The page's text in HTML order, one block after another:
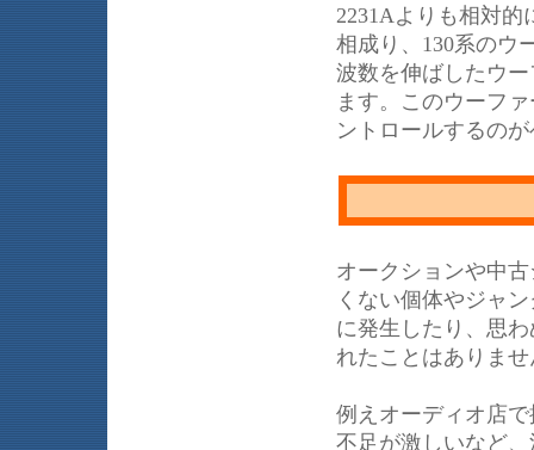
2231Aよりも相対
相成り、130系のウ
波数を伸ばしたウ
ます。このウーフ
ントロールするの
オークションや中
くない個体やジャ
に発生したり、思
れたことはありませ
例えオーディオ店
不足が激しいなど